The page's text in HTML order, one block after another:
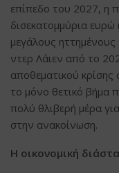
επίπεδο του 2027, η
δισεκατομμύρια
μεγάλους
ντερ Λάιεν από το
αποθεματικού κρίσης
το μόνο θετικό βήμα
πολύ θλιβερή μέρα
στην ανακοίνωση.
Η οικονομική